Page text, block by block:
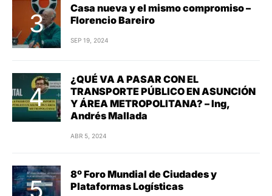
Casa nueva y el mismo compromiso –
Florencio Bareiro
SEP 19, 2024
¿QUÉ VA A PASAR CON EL
TRANSPORTE PÚBLICO EN ASUNCIÓN
Y ÁREA METROPOLITANA? – Ing,
Andrés Mallada
ABR 5, 2024
8º Foro Mundial de Ciudades y
Plataformas Logísticas